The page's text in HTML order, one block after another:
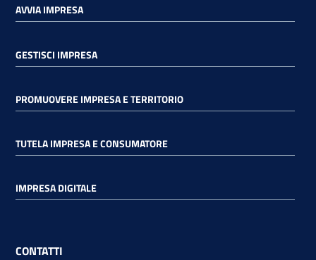
AVVIA IMPRESA
GESTISCI IMPRESA
PROMUOVERE IMPRESA E TERRITORIO
TUTELA IMPRESA E CONSUMATORE
IMPRESA DIGITALE
CONTATTI